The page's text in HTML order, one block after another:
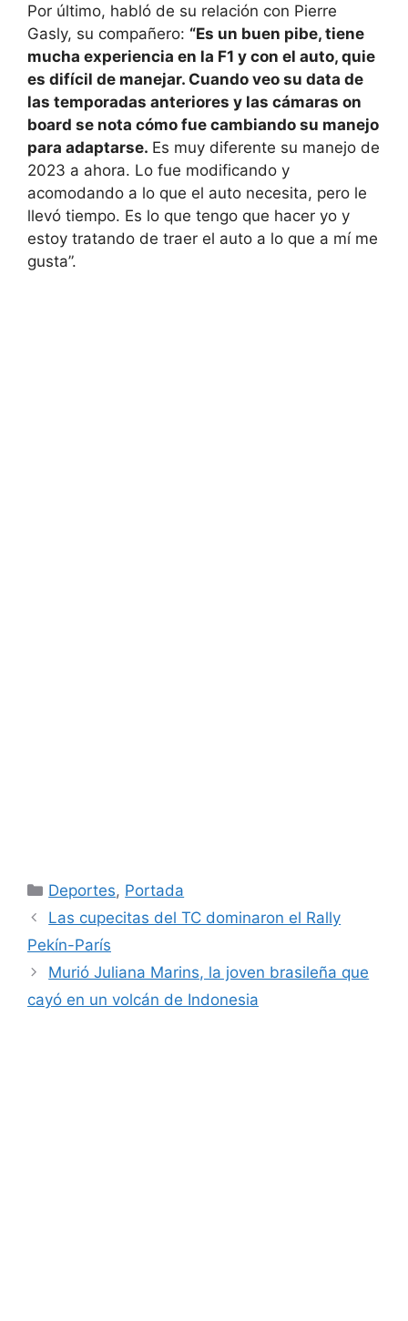
Por último, habló de su relación con Pierre
Gasly, su compañero: “Es un buen pibe, tiene
mucha experiencia en la F1 y con el auto, quie
es difícil de manejar. Cuando veo su data de
las temporadas anteriores y las cámaras on
board se nota cómo fue cambiando su manejo
para adaptarse. Es muy diferente su manejo de
2023 a ahora. Lo fue modificando y
acomodando a lo que el auto necesita, pero le
llevó tiempo. Es lo que tengo que hacer yo y
estoy tratando de traer el auto a lo que a mí me
gusta”.
Categorías
Deportes, Portada
Las cupecitas del TC dominaron el Rally
Pekín-París
Murió Juliana Marins, la joven brasileña que
cayó en un volcán de Indonesia